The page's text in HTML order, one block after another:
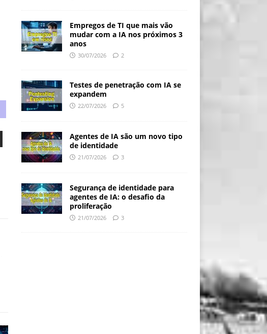
Empregos de TI que mais vão
mudar com a IA nos próximos 3
anos
30/07/2026 2
Testes de penetração com IA se
expandem
22/07/2026 5
Agentes de IA são um novo tipo
de identidade
21/07/2026 3
Segurança de identidade para
agentes de IA: o desafio da
proliferação
21/07/2026 3